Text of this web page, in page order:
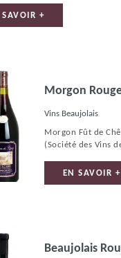
SAVOIR +
Morgon
Vins Beaujolais
Morgon Fût de
(Société des Vins
EN SAVOIR +
Beaujolais